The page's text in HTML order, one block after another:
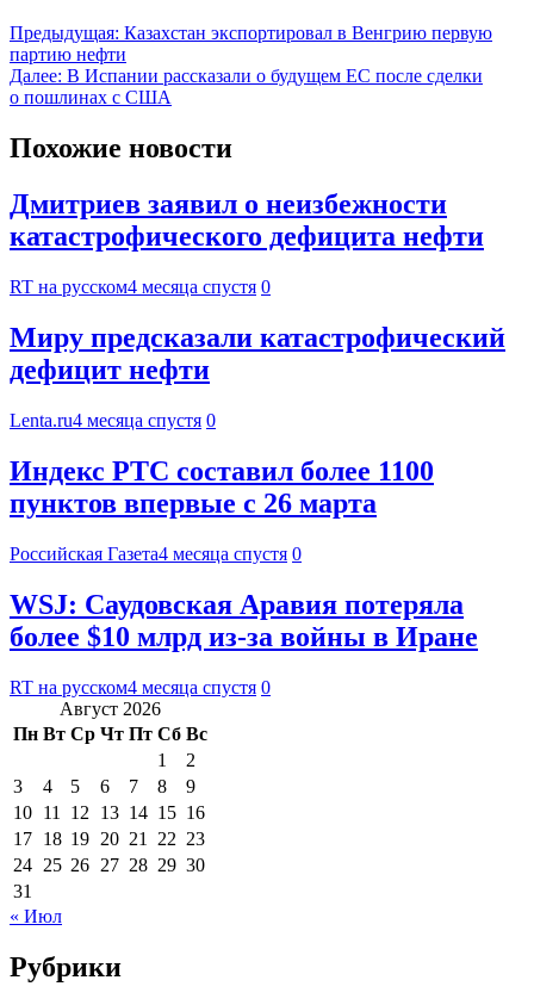
Предыдущая: Казахстан экспортировал в Венгрию первую
партию нефти
Далее: В Испании рассказали о будущем ЕС после сделки
о пошлинах с США
Похожие новости
Дмитриев заявил о неизбежности
катастрофического дефицита нефти
RT на русском4 месяца спустя 0
Миру предсказали катастрофический
дефицит нефти
Lenta.ru4 месяца спустя 0
Индекс РТС составил более 1100
пунктов впервые с 26 марта
Российская Газета4 месяца спустя 0
WSJ: Саудовская Аравия потеряла
более $10 млрд из-за войны в Иране
RT на русском4 месяца спустя 0
Август 2026
Пн Вт Ср Чт Пт Сб Вс
1
2
3
4 5 6 7 8
9
10 11 12 13 14 15 16
17 18 19 20 21 22 23
24 25 26 27 28 29 30
31
« Июл
Рубрики